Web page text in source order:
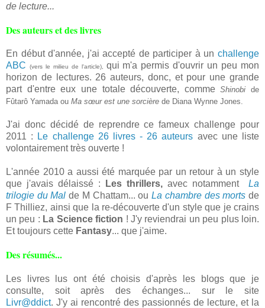
de lecture...
Des auteurs et des livres
En début d'année, j'ai accepté de participer à un challenge
ABC
(vers le milieu de l'article), qui m'a permis d'ouvrir un peu mon
horizon de lectures. 26 auteurs, donc, et pour une grande
part d'entre eux une totale découverte, commeShinobi de
Fûtarô Yamada ou Ma sœur est une sorcière de Diana Wynne Jones
J'ai donc décidé de reprendre ce fameux challenge pour
2011 :
Le challenge 26 livres - 26 auteurs avec une liste
volontairement très ouverte !
L'année 2010 a aussi été marquée par un retour à un style
que j'avais délaissé :
Les thrillers, avec notamment La
trilogie du Mal de M Chattam... ouLa chambre des morts de
F Thilliez, ainsi que la re-découverte d'un style que je crains
un peu : La Science fiction ! J'y reviendrai un peu plus loin.
Et toujours cette Fantasy... que j'aime.
Des résumés...
Les livres lus ont été choisis d'après les blogs que je
consulte, soit après des échanges... sur le site
Livr@ddict. J'y ai rencontré des passionnés de lecture, et la